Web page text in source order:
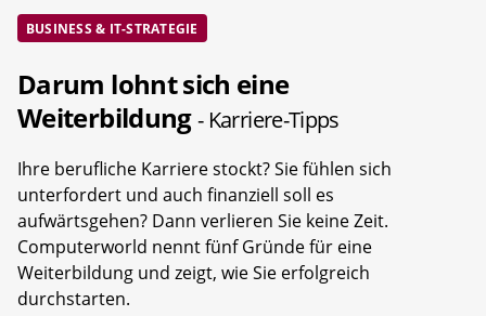
BUSINESS & IT-STRATEGIE
Darum lohnt sich eine
Weiterbildung- Karriere-Tipps
Ihre berufliche Karriere stockt? Sie fühlen sich
unterfordert und auch finanziell soll es
aufwärtsgehen? Dann verlieren Sie keine Zeit.
Computerworld nennt fünf Gründe für eine
Weiterbildung und zeigt, wie Sie erfolgreich
durchstarten.